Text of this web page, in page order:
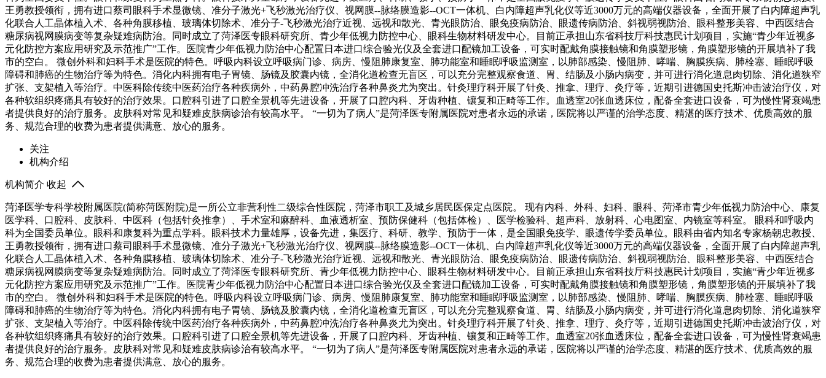
王勇教授领衔，拥有进口蔡司眼科手术显微镜、准分子激光+飞秒激光治疗仪、视网膜--脉络膜造影--OCT一体机、白内障超声乳化仪等近3000万元的高端仪器设备，全面开展了白内障超声乳
化联合人工晶体植入术、各种角膜移植、玻璃体切除术、准分子-飞秒激光治疗近视、远视和散光、青光眼防治、眼免疫病防治、眼遗传病防治、斜视弱视防治、眼科整形美容、中西医结合
糖尿病视网膜病变等复杂疑难病防治。同时成立了菏泽医专眼科研究所、青少年低视力防控中心、眼科生物材料研发中心。目前正承担山东省科技厅科技惠民计划项目，实施“青少年近视多
元化防控方案应用研究及示范推广”工作。医院青少年低视力防治中心配置日本进口综合验光仪及全套进口配镜加工设备，可实时配戴角膜接触镜和角膜塑形镜，角膜塑形镜的开展填补了我
市的空白。 微创外科和妇科手术是医院的特色。呼吸内科设立呼吸病门诊、病房、慢阻肺康复室、肺功能室和睡眠呼吸监测室，以肺部感染、慢阻肺、哮喘、胸膜疾病、肺栓塞、睡眠呼吸
障碍和肺癌的生物治疗等为特色。消化内科拥有电子胃镜、肠镜及胶囊内镜，全消化道检查无盲区，可以充分完整观察食道、胃、结肠及小肠内病变，并可进行消化道息肉切除、消化道狭窄
扩张、支架植入等治疗。中医科除传统中医药治疗各种疾病外，中药鼻腔冲洗治疗各种鼻炎尤为突出。针灸理疗科开展了针灸、推拿、理疗、灸疗等，近期引进德国史托斯冲击波治疗仪，对
各种软组织疼痛具有较好的治疗效果。口腔科引进了口腔全景机等先进设备，开展了口腔内科、牙齿种植、镶复和正畸等工作。血透室20张血透床位，配备全套进口设备，可为慢性肾衰竭患
者提供良好的治疗服务。皮肤科对常见和疑难皮肤病诊治有较高水平。 “一切为了病人”是菏泽医专附属医院对患者永远的承诺，医院将以严谨的治学态度、精湛的医疗技术、优质高效的服
务、规范合理的收费为患者提供满意、放心的服务。
关注
机构介绍
机构简介 收起
菏泽医学专科学校附属医院(简称菏医附院)是一所公立非营利性二级综合性医院，菏泽市职工及城乡居民医保定点医院。 现有内科、外科、妇科、眼科、菏泽市青少年低视力防治中心、康复
医学科、口腔科、皮肤科、中医科（包括针灸推拿）、手术室和麻醉科、血液透析室、预防保健科（包括体检）、医学检验科、超声科、放射科、心电图室、内镜室等科室。 眼科和呼吸内
科为全国委员单位。眼科和康复科为重点学科。眼科技术力量雄厚，设备先进，集医疗、科研、教学、预防于一体，是全国眼免疫学、眼遗传学委员单位。眼科由省内知名专家杨朝忠教授、
王勇教授领衔，拥有进口蔡司眼科手术显微镜、准分子激光+飞秒激光治疗仪、视网膜--脉络膜造影--OCT一体机、白内障超声乳化仪等近3000万元的高端仪器设备，全面开展了白内障超声乳
化联合人工晶体植入术、各种角膜移植、玻璃体切除术、准分子-飞秒激光治疗近视、远视和散光、青光眼防治、眼免疫病防治、眼遗传病防治、斜视弱视防治、眼科整形美容、中西医结合
糖尿病视网膜病变等复杂疑难病防治。同时成立了菏泽医专眼科研究所、青少年低视力防控中心、眼科生物材料研发中心。目前正承担山东省科技厅科技惠民计划项目，实施“青少年近视多
元化防控方案应用研究及示范推广”工作。医院青少年低视力防治中心配置日本进口综合验光仪及全套进口配镜加工设备，可实时配戴角膜接触镜和角膜塑形镜，角膜塑形镜的开展填补了我
市的空白。 微创外科和妇科手术是医院的特色。呼吸内科设立呼吸病门诊、病房、慢阻肺康复室、肺功能室和睡眠呼吸监测室，以肺部感染、慢阻肺、哮喘、胸膜疾病、肺栓塞、睡眠呼吸
障碍和肺癌的生物治疗等为特色。消化内科拥有电子胃镜、肠镜及胶囊内镜，全消化道检查无盲区，可以充分完整观察食道、胃、结肠及小肠内病变，并可进行消化道息肉切除、消化道狭窄
扩张、支架植入等治疗。中医科除传统中医药治疗各种疾病外，中药鼻腔冲洗治疗各种鼻炎尤为突出。针灸理疗科开展了针灸、推拿、理疗、灸疗等，近期引进德国史托斯冲击波治疗仪，对
各种软组织疼痛具有较好的治疗效果。口腔科引进了口腔全景机等先进设备，开展了口腔内科、牙齿种植、镶复和正畸等工作。血透室20张血透床位，配备全套进口设备，可为慢性肾衰竭患
者提供良好的治疗服务。皮肤科对常见和疑难皮肤病诊治有较高水平。 “一切为了病人”是菏泽医专附属医院对患者永远的承诺，医院将以严谨的治学态度、精湛的医疗技术、优质高效的服
务、规范合理的收费为患者提供满意、放心的服务。